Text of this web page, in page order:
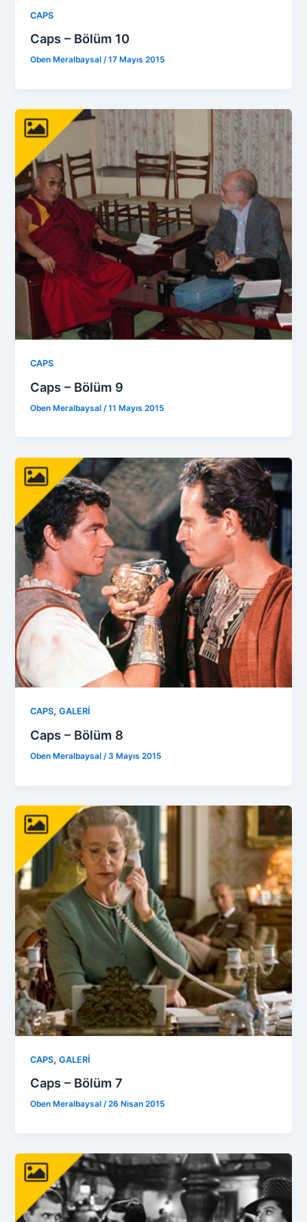
CAPS
Caps – Bölüm 10
Oben Meralbaysal/17 Mayıs 2015
CAPS
Caps – Bölüm 9
Oben Meralbaysal /11 Mayıs 2015
CAPS,GALERİ
Caps – Bölüm 8
Oben Meralbaysal/3 Mayıs 2015
CAPS,GALERİ
Caps – Bölüm 7
Oben Meralbaysal/26 Nisan 2015